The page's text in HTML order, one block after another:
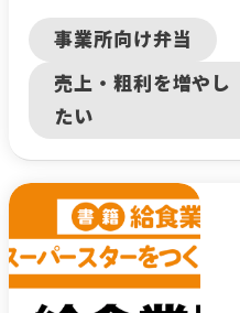
秘訣
事業所向け弁当
売上・粗利を増やし
たい